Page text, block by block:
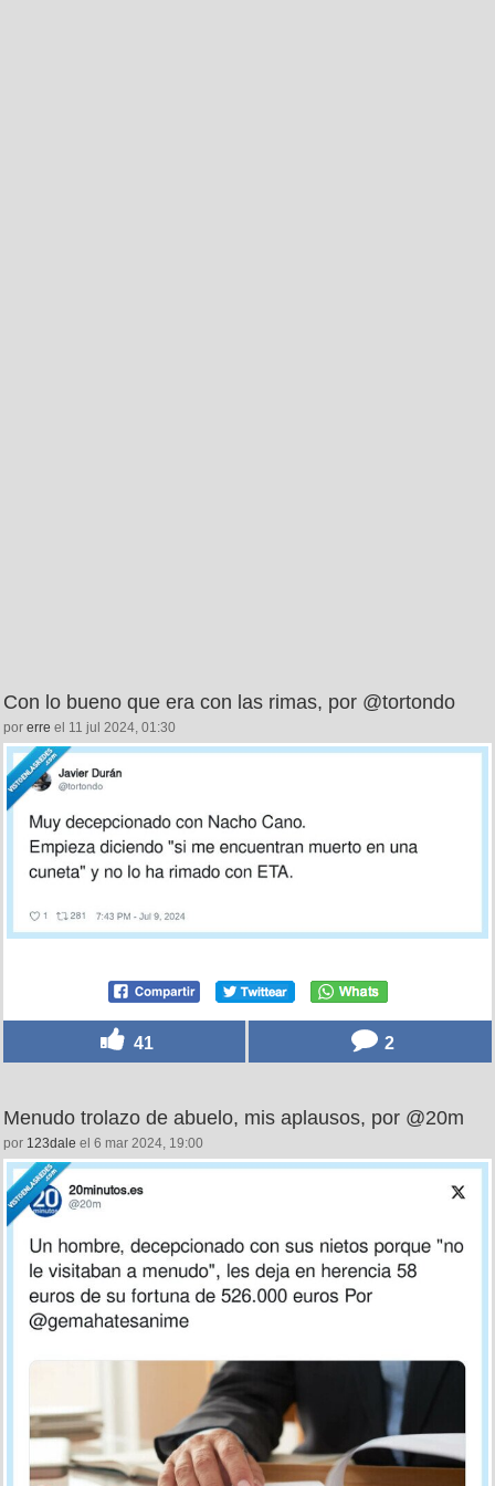
Con lo bueno que era con las rimas, por @tortondo
por erre el 11 jul 2024, 01:30
41 2
Menudo trolazo de abuelo, mis aplausos, por @20m
por 123dale el 6 mar 2024, 19:00